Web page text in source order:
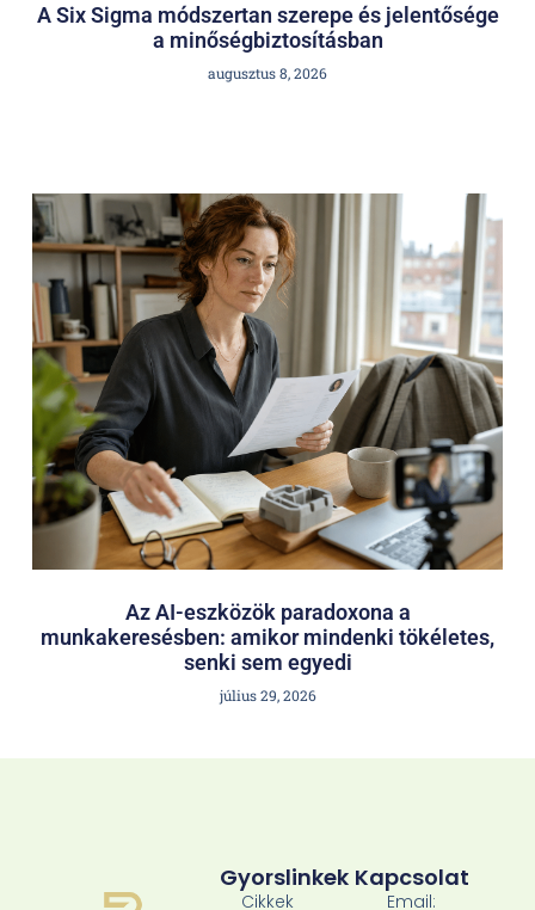
A Six Sigma módszertan szerepe és jelentősége
a minőségbiztosításban
augusztus 8, 2026
Az AI-eszközök paradoxona a
munkakeresésben: amikor mindenki tökéletes,
senki sem egyedi
július 29, 2026
Gyorslinkek
Cikkek
Kapcsolat
Email: